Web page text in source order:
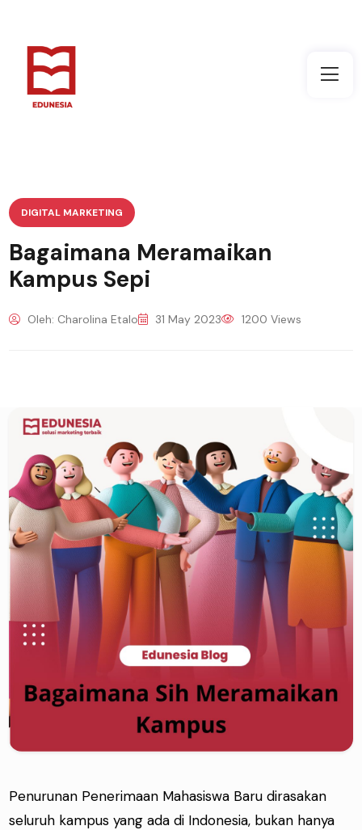
DIGITAL MARKETING
Bagaimana Meramaikan
Kampus Sepi
Oleh: Charolina Etalo 31 May 2023 1200 Views
Penurunan Penerimaan Mahasiswa Baru dirasakan
seluruh kampus yang ada di Indonesia, bukan hanya